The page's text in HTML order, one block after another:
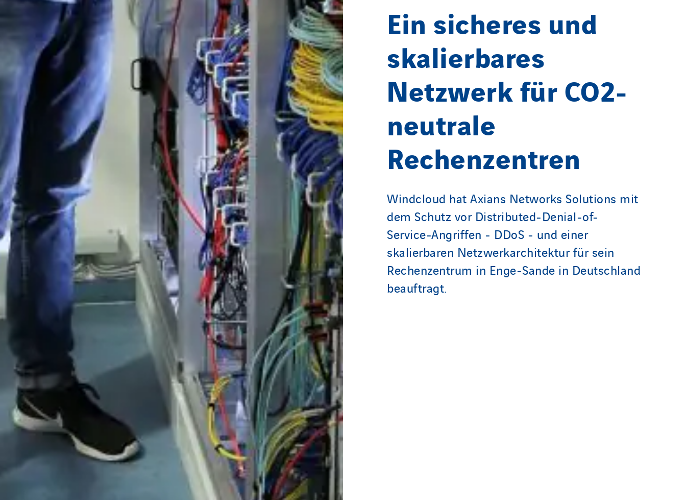
Ein sicheres und
skalierbares
Netzwerk für CO2-
neutrale
Rechenzentren
Windcloud hat Axians Networks Solutions mit
dem Schutz vor Distributed-Denial-of-
Service-Angriffen - DDoS - und einer
skalierbaren Netzwerkarchitektur für sein
Rechenzentrum in Enge-Sande in Deutschland
beauftragt.